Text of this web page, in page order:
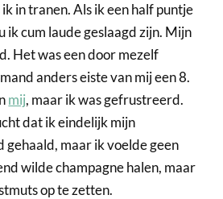
ik in tranen. Als ik een half puntje
ik cum laude geslaagd zijn. Mijn
Het was een door mezelf
anders eiste van mij een 8.
mij, maar ik was gefrustreerd.
dat ik eindelijk mijn
gehaald, maar ik voelde geen
wilde champagne halen, maar
op te zetten.